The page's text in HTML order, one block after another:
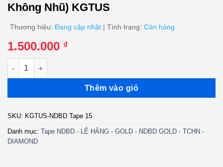
Không Nhũ) KGTUS
Thương hiệu: Đang cập nhật | Tình trạng: Còn hàng
1.500.000 ₫
NDBD Tape 15 - Mơ Hoa - Hương Lan - Tuấn Vũ - Giao Linh
Thêm vào giỏ
SKU: KGTUS-NDBD Tape 15
Danh mục: Tape NDBD - LỆ HẰNG - GOLD - NDBD GOLD - TCHN -
DIAMOND